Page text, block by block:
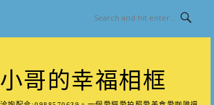
哥的幸福相框